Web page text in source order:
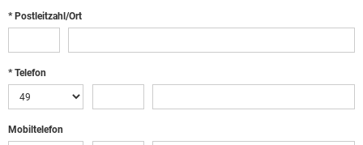
* Postleitzahl/Ort
* Telefon
Mobiltelefon